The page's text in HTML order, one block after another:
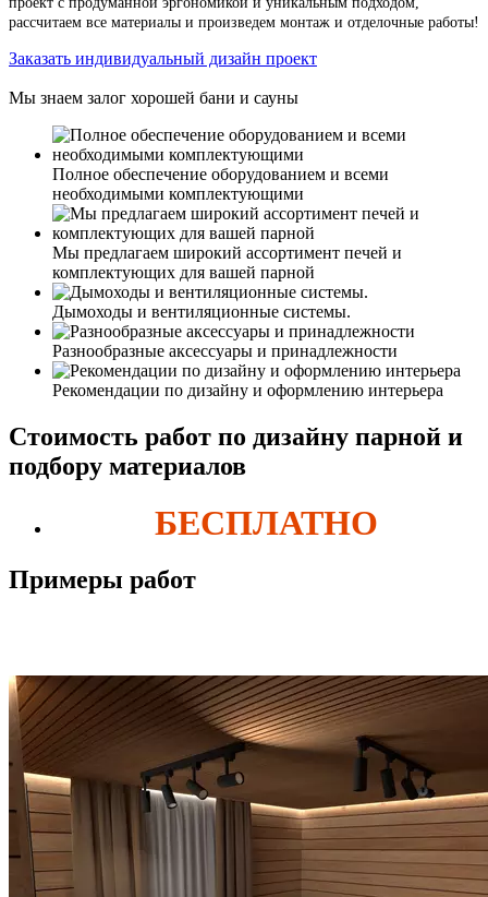
рассчитаем все материалы и произведем монтаж и отделочные работы!
Заказать индивидуальный дизайн проект
Мы знаем залог хорошей бани и сауны
Полное обеспечение оборудованием и всеми
необходимыми комплектующими
Мы предлагаем широкий ассортимент печей и
комплектующих для вашей парной
Дымоходы и вентиляционные системы.
Разнообразные аксессуары и принадлежности
Рекомендации по дизайну и оформлению интерьера
Стоимость работ по дизайну парной и
подбору материалов
БЕСПЛАТНО
Примеры работ